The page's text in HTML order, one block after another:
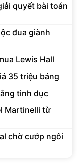
quyết bài toán
đua giành
Lewis Hall
35 triệu bảng
tình dục
Martinelli từ
chờ cướp ngôi